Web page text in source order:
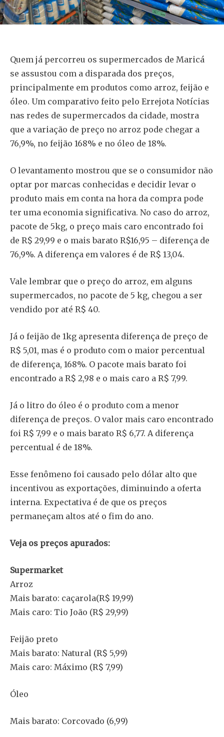
Quem já percorreu os supermercados de Maricá
se assustou com a disparada dos preços,
principalmente em produtos como arroz, feijão e
óleo. Um comparativo feito pelo Errejota Notícias
nas redes de supermercados da cidade, mostra
que a variação de preço no arroz pode chegar a
76,9%, no feijão 168% e no óleo de 18%.
O levantamento mostrou que se o consumidor não
optar por marcas conhecidas e decidir levar o
produto mais em conta na hora da compra pode
ter uma economia significativa. No caso do arroz,
pacote de 5kg, o preço mais caro encontrado foi
de R$ 29,99 e o mais barato R$16,95 – diferença de
76,9%. A diferença em valores é de R$ 13,04.
Vale lembrar que o preço do arroz, em alguns
supermercados, no pacote de 5 kg, chegou a ser
vendido por até R$ 40.
Já o feijão de 1kg apresenta diferença de preço de
R$ 5,01, mas é o produto com o maior percentual
de diferença, 168%. O pacote mais barato foi
encontrado a R$ 2,98 e o mais caro a R$ 7,99.
Já o litro do óleo é o produto com a menor
diferença de preços. O valor mais caro encontrado
foi R$ 7,99 e o mais barato R$ 6,77. A diferença
percentual é de 18%.
Esse fenômeno foi causado pelo dólar alto que
incentivou as exportações, diminuindo a oferta
interna. Expectativa é de que os preços
permaneçam altos até o fim do ano.
Veja os preços apurados:
Supermarket
Arroz
Mais barato: caçarola(R$ 19,99)
Mais caro: Tio João (R$ 29,99)
Feijão preto
Mais barato: Natural (R$ 5,99)
Mais caro: Máximo (R$ 7,99)
Óleo
Mais barato: Corcovado (6,99)